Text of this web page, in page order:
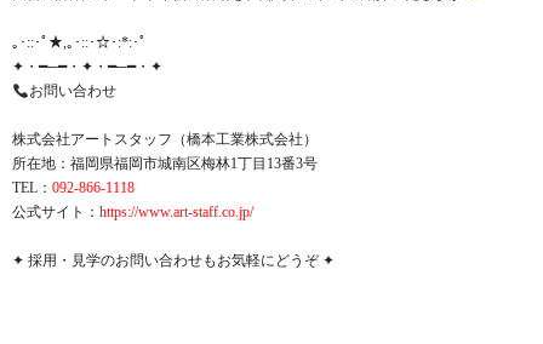
｡･::･ﾟ★,｡･::･☆･:*:･ﾟ
✦・━─━・✦・━─━・✦
お問い合わせ
株式会社アートスタッフ（橋本工業株式会社）
所在地：福岡県福岡市城南区梅林1丁目13番3号
TEL： 092-866-1118
公式サイト： https://www.art-staff.co.jp/
✦ 採用・見学のお問い合わせもお気軽にどうぞ ✦